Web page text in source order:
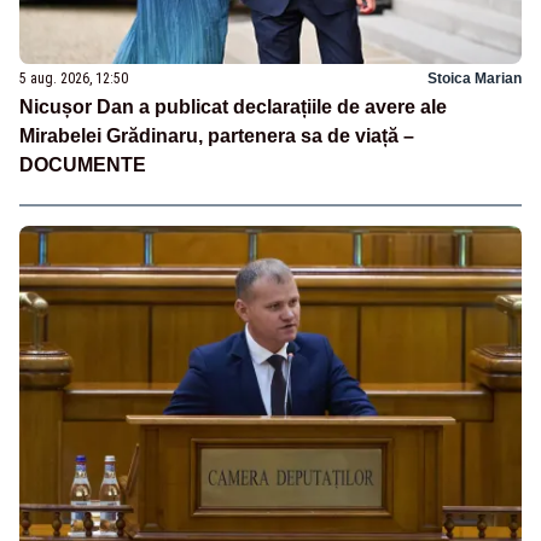
5 aug. 2026, 12:50 Stoica Marian
Nicușor Dan a publicat declarațiile de avere ale
Mirabelei Grădinaru, partenera sa de viață –
DOCUMENTE